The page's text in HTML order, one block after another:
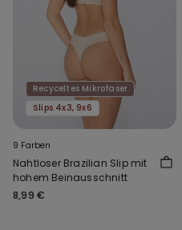
Recyceltes Mikrofaser
Slips 4x3, 9x6
9 Farben
Nahtloser Brazilian Slip mit
hohem Beinausschnitt
8,99 €